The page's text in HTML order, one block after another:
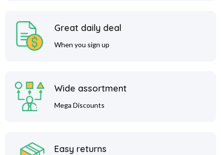
Great daily deal
When you sign up
Wide assortment
Mega Discounts
Easy returns